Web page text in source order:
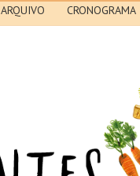
ARQUIVO CRONOGRAMA